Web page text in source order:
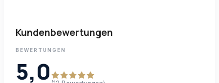
Kundenbewertungen
BEWERTUNGEN
5,0